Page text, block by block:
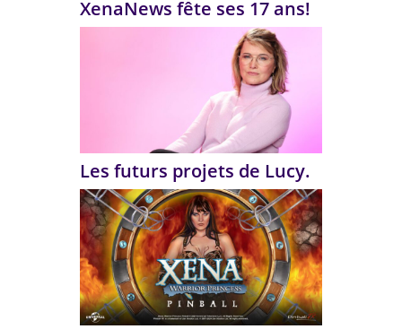
XenaNews fête ses 17 ans!
Les futurs projets de Lucy.